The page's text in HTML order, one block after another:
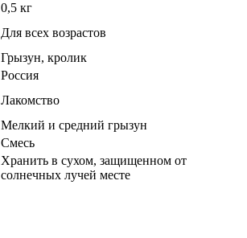
0,5 кг
Для всех возрастов
Грызун, кролик
Россия
Лакомство
Мелкий и средний грызун
Смесь
Хранить в сухом, защищенном от
солнечных лучей месте